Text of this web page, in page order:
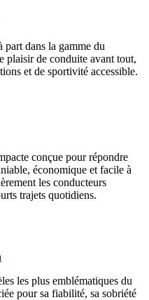
dans la gamme du
plaisir de conduite avant tout,
et de sportivité accessible.
conçue pour répondre
économique et facile à
les conducteurs
trajets quotidiens.
les plus emblématiques du
pour sa fiabilité, sa sobriété